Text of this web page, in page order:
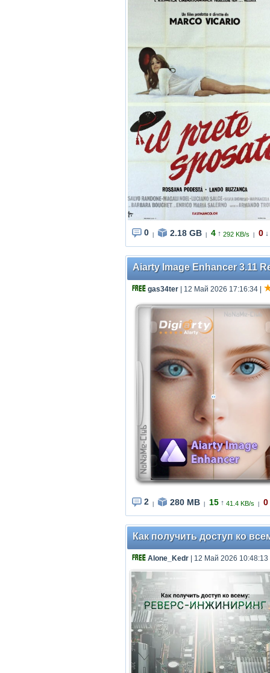
0 2.18 GB 4 ↑ 292 KB/s 0 ↓
Aiarty Image Enhancer 3.11
gas34ter | 12 Май 2026 17:16:34
2 280 MB 15 ↑ 41.4 KB/s 0
Как получить доступ ко
Alone_Kedr | 12 Май 2026 10:48:13